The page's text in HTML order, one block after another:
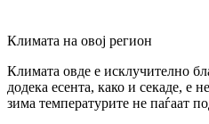
Климата на овој регион
Климата овде е исклучително
додека есента, како и секаде, е
зима температурите не паѓаат